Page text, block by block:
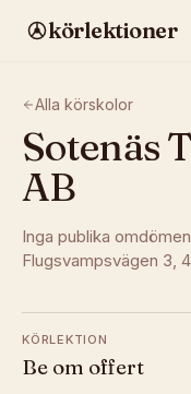
körlektioner
Alla körskolor
Sotenäs
AB
Inga publika
Flugsvampsvägen 3,
KÖRLEKTION
Be om offert